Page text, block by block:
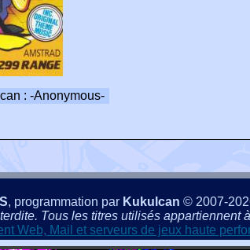
: -Anonymous-
, programmation par Kukulcan © 2007-
Tous les titres utilisés appartiennent
Web, Mail et serveurs de jeux haute